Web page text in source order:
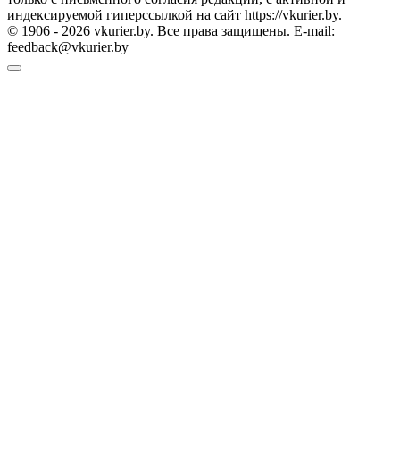
индексируемой гиперссылкой на сайт https://vkurier.by.
© 1906 - 2026 vkurier.by. Все права защищены. E-mail:
feedback@vkurier.by